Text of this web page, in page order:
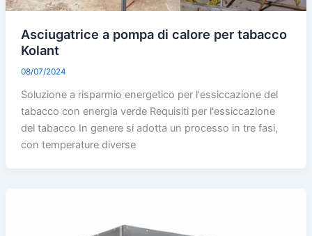
Asciugatrice a pompa di calore per tabacco
Kolant
08/07/2024
Soluzione a risparmio energetico per l'essiccazione del
tabacco con energia verde Requisiti per l'essiccazione
del tabacco In genere si adotta un processo in tre fasi,
con temperature diverse